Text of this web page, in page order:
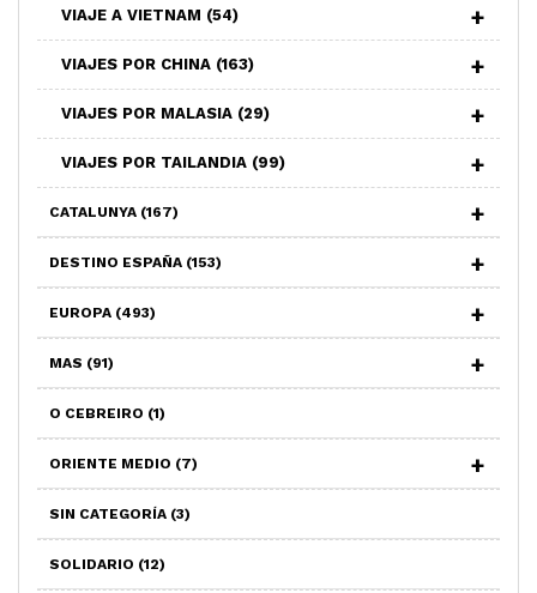
VIAJE A VIETNAM (54)
VIAJES POR CHINA (163)
VIAJES POR MALASIA (29)
VIAJES POR TAILANDIA (99)
CATALUNYA (167)
DESTINO ESPAÑA (153)
EUROPA (493)
MAS (91)
O CEBREIRO (1)
ORIENTE MEDIO (7)
SIN CATEGORÍA (3)
SOLIDARIO (12)